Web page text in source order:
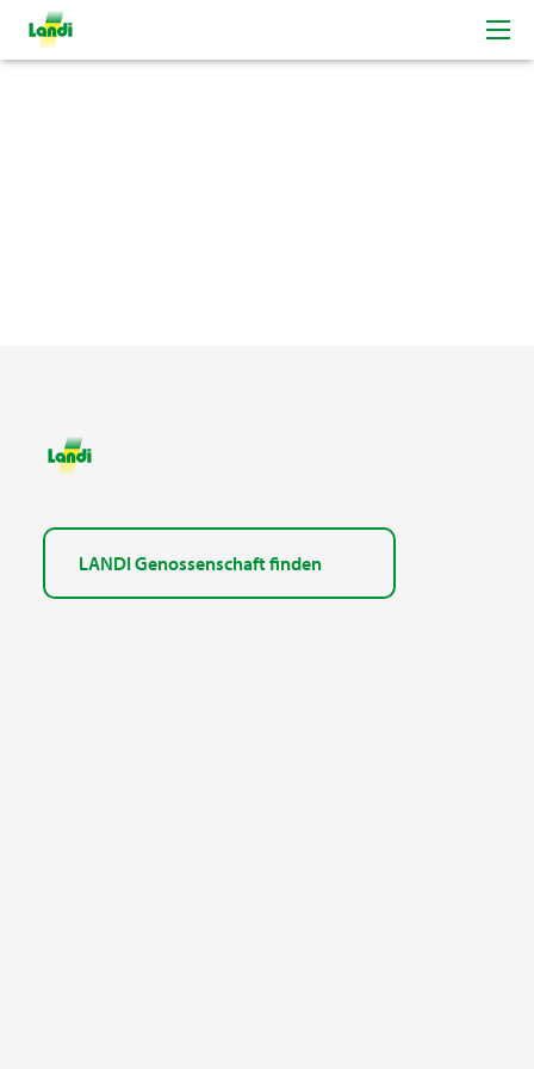
LANDI Genossenschaft finden